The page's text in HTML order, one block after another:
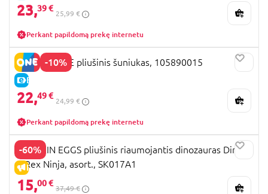
23,39 €
25,99 €
Perkant papildomą prekę internetu
-10%
E-KAINA
CHI CHI LOVE pliušinis šuniukas, 105890015
22,49 €
24,99 €
Perkant papildomą prekę internetu
-60%
IŠPARDAVIMAS
CRACKIN EGGS pliušinis riaumojantis dinozauras Dino
T-Rex Ninja, asort., SK017A1
15,00 €
37,49 €